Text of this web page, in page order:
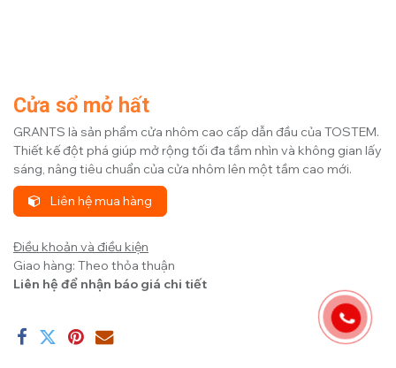
Cửa sổ mở hất
GRANTS là sản phẩm cửa nhôm cao cấp dẫn đầu của TOSTEM.
Thiết kế đột phá giúp mở rộng tối đa tầm nhìn và không gian lấy
sáng, nâng tiêu chuẩn của cửa nhôm lên một tầm cao mới.
Liên hệ mua hàng
Điều khoản và điều kiện
Giao hàng: Theo thỏa thuận
Liên hệ để nhận báo giá chi tiết